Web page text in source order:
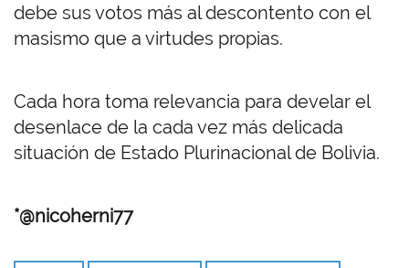
debe sus votos más al descontento con el
masismo que a virtudes propias.
Cada hora toma relevancia para develar el
desenlace de la cada vez más delicada
situación de Estado Plurinacional de Bolivia.
*@nicoherni77